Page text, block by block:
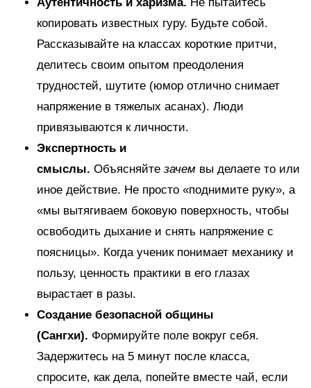
копировать известных гуру. Будьте собой.
Рассказывайте на классах короткие притчи,
делитесь своим опытом преодоления
трудностей, шутите (юмор отлично снимает
напряжение в тяжелых асанах). Люди
привязываются к личности.
Экспертность и
смыслы. Объясняйте зачем вы делаете то или
иное действие. Не просто «поднимите руку», а
«мы вытягиваем боковую поверхность, чтобы
освободить дыхание и снять напряжение с
поясницы». Когда ученик понимает механику и
пользу, ценность практики в его глазах
вырастает в разы.
Создание безопасной общины
(Сангхи). Формируйте поле вокруг себя.
Задержитесь на 5 минут после класса,
спросите, как дела, попейте вместе чай, если